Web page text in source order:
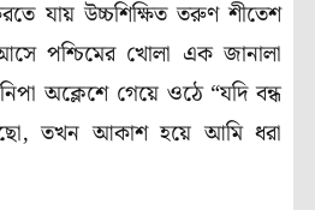
যায় উচ্চশিক্ষিত তরুণ শীতেশ
পশ্চিমের খোলা এক জানালা
অক্লেশে গেয়ে ওঠে “যদি বন্ধ
তখন আকাশ হয়ে আমি ধরা